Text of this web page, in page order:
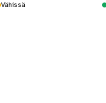
Vähissä